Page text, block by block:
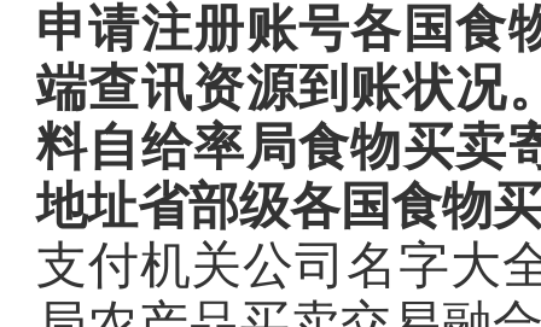
申请注册账号各国食
端查讯资源到账状况
料自给率局食物买卖
地址省部级各国食物
支付机关公司名字大